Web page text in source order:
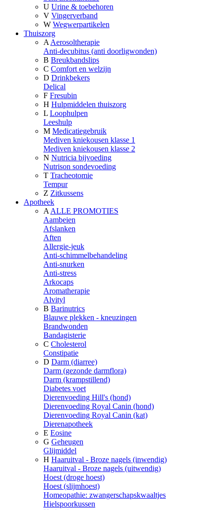
U Urine & toebehoren
V Vingerverband
W Wegwerpartikelen
Thuiszorg
A Aerosoltherapie
Anti-decubitus (anti doorligwonden)
B Breukbandslips
C Comfort en welzijn
D Drinkbekers
Delical
F Fresubin
H Hulpmiddelen thuiszorg
L Loophulpen
Leeshulp
M Medicatiegebruik
Mediven kniekousen klasse 1
Mediven kniekousen klasse 2
N Nutricia bijvoeding
Nutrison sondevoeding
T Tracheotomie
Tempur
Z Zitkussens
Apotheek
A ALLE PROMOTIES
Aambeien
Afslanken
Aften
Allergie-jeuk
Anti-schimmelbehandeling
Anti-snurken
Anti-stress
Arkocaps
Aromatherapie
Alvityl
B Barinutrics
Blauwe plekken - kneuzingen
Brandwonden
Bandagisterie
C Cholesterol
Constipatie
D Darm (diarree)
Darm (gezonde darmflora)
Darm (krampstillend)
Diabetes voet
Dierenvoeding Hill's (hond)
Dierenvoeding Royal Canin (hond)
Dierenvoeding Royal Canin (kat)
Dierenapotheek
E Eosine
G Geheugen
Glijmiddel
H Haaruitval - Broze nagels (inwendig)
Haaruitval - Broze nagels (uitwendig)
Hoest (droge hoest)
Hoest (slijmhoest)
Homeopathie: zwangerschapskwaaltjes
Hielspoorkussen